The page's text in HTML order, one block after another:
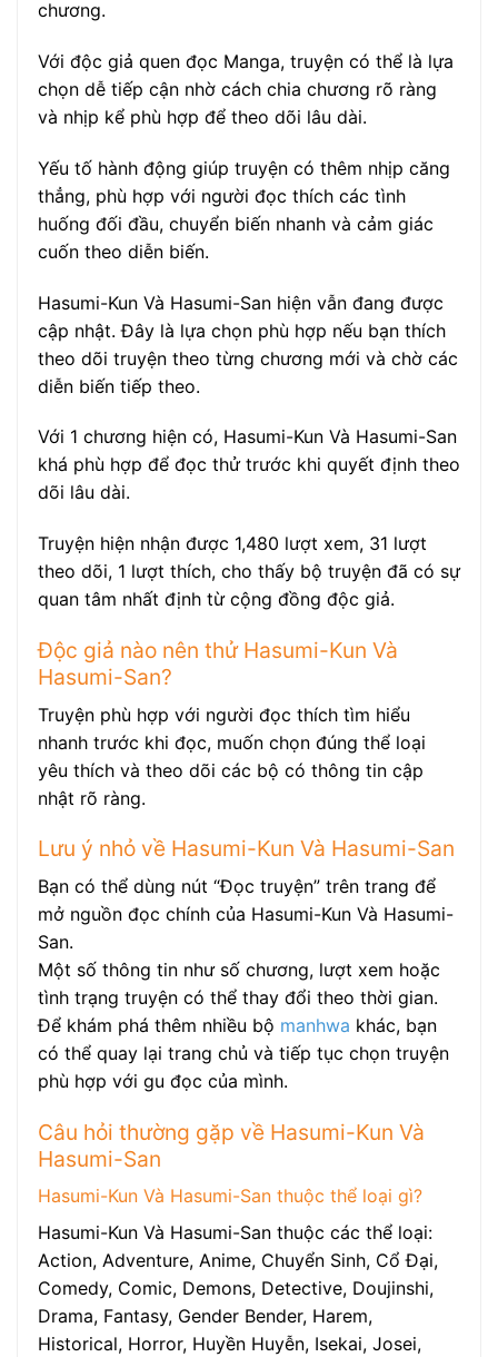
chương.
Với độc giả quen đọc Manga, truyện có thể là lựa
chọn dễ tiếp cận nhờ cách chia chương rõ ràng
và nhịp kể phù hợp để theo dõi lâu dài.
Yếu tố hành động giúp truyện có thêm nhịp căng
thẳng, phù hợp với người đọc thích các tình
huống đối đầu, chuyển biến nhanh và cảm giác
cuốn theo diễn biến.
Hasumi-Kun Và Hasumi-San hiện vẫn đang được
cập nhật. Đây là lựa chọn phù hợp nếu bạn thích
theo dõi truyện theo từng chương mới và chờ các
diễn biến tiếp theo.
Với 1 chương hiện có, Hasumi-Kun Và Hasumi-San
khá phù hợp để đọc thử trước khi quyết định theo
dõi lâu dài.
Truyện hiện nhận được 1,480 lượt xem, 31 lượt
theo dõi, 1 lượt thích, cho thấy bộ truyện đã có sự
quan tâm nhất định từ cộng đồng độc giả.
Độc giả nào nên thử Hasumi-Kun Và
Hasumi-San?
Truyện phù hợp với người đọc thích tìm hiểu
nhanh trước khi đọc, muốn chọn đúng thể loại
yêu thích và theo dõi các bộ có thông tin cập
nhật rõ ràng.
Lưu ý nhỏ về Hasumi-Kun Và Hasumi-San
Bạn có thể dùng nút “Đọc truyện” trên trang để
mở nguồn đọc chính của Hasumi-Kun Và Hasumi-
San.
Một số thông tin như số chương, lượt xem hoặc
tình trạng truyện có thể thay đổi theo thời gian.
Để khám phá thêm nhiều bộ manhwa khác, bạn
có thể quay lại trang chủ và tiếp tục chọn truyện
phù hợp với gu đọc của mình.
Câu hỏi thường gặp về Hasumi-Kun Và
Hasumi-San
Hasumi-Kun Và Hasumi-San thuộc thể loại gì?
Hasumi-Kun Và Hasumi-San thuộc các thể loại:
Action, Adventure, Anime, Chuyển Sinh, Cổ Đại,
Comedy, Comic, Demons, Detective, Doujinshi,
Drama, Fantasy, Gender Bender, Harem,
Historical, Horror, Huyền Huyễn, Isekai, Josei,